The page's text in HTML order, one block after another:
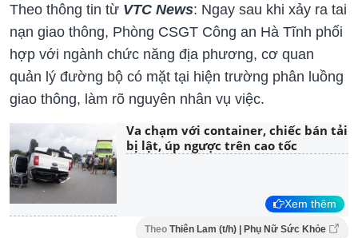
Theo thông tin từ VTC News: Ngay sau khi xảy ra tai
nạn giao thông, Phòng CSGT Công an Hà Tĩnh phối
hợp với ngành chức năng địa phương, cơ quan
quản lý đường bộ có mặt tại hiện trường phân luồng
giao thông, làm rõ nguyên nhân vụ việc.
Va chạm với container, chiếc bán tải
bị lật, úp ngược trên cao tốc
Xem thêm
Theo Thiên Lam (t/h) | Phụ Nữ Sức Khỏe